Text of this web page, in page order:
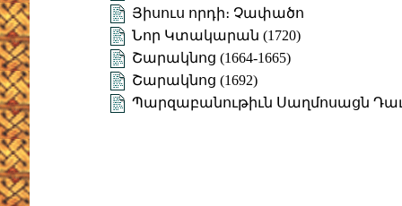
Յիսուս որդի։ Չափածո
Նոր Կտակարան (1720)
Շարակնոց (1664-1665)
Շարակնոց (1692)
Պարզաբանութիւն Սաղմոսացն